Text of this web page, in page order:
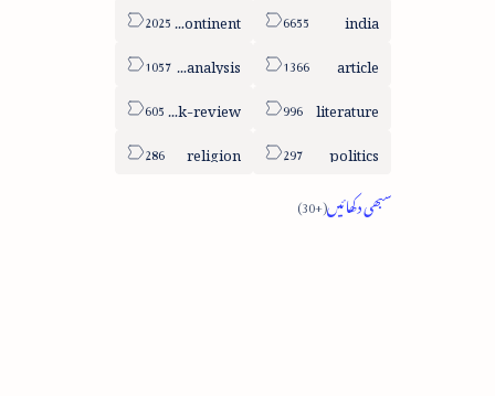
india
sub-continent
article
column-analysis
literature
book-review
politics
religion